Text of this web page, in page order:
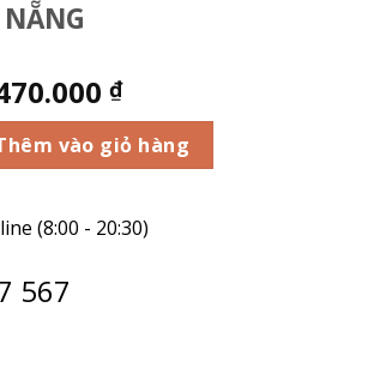
₫
7 CHỔ TRÁNG BẠC TẠI ĐÀ NẴNG số
vào giỏ hàng
(8:00 - 20:30)
567